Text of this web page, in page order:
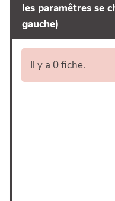
les paramêtres se
gauche)